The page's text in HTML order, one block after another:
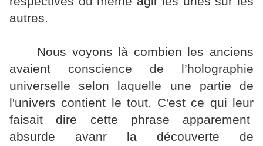
autres.
Nous voyons là combien les anciens
avaient conscience de l’holographie
universelle selon laquelle une partie de
l'univers contient le tout. C'est ce qui leur
faisait dire cette phrase apparement
absurde avanr la découverte de